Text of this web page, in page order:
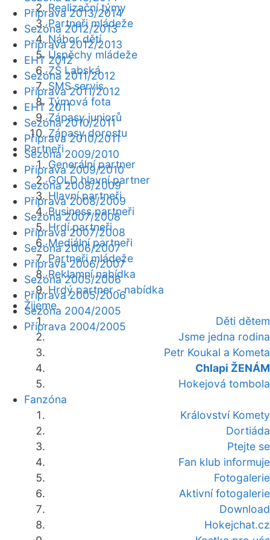
Realizační týmy
Partneři mládeže
Nábor dětí
Úspěchy mládeže
ZŠ Labská
SMS servis
Týmová fota
Zápasy juniorů
Zápasy dorostu
Partneři
Generální partner
GOLD hlavní partner
Hlavní partneři
Business partneři
Hrdí partneři
Mediální partneři
Partneři mládeže
Reklamní nabídka
Hrdý partner - nabídka
Žijeme
Děti dětem
Jsme jedna rodina
Petr Koukal a Kometa
Chlapi ŽENÁM
Hokejová tombola
Fanzóna
Království Komety
Dortiáda
Ptejte se
Fan klub informuje
Fotogalerie
Aktivní fotogalerie
Download
Hokejchat.cz
Příprava 2013/2014
Sezóna 2012/2013
Příprava 2012/2013
EHT 2012
Sezóna 2011/2012
Příprava 2011/2012
EHT 2011
Sezóna 2010/2011
Příprava 2010/2011
Sezóna 2009/2010
Příprava 2009/2010
Sezóna 2008/2009
Příprava 2008/2009
Sezóna 2007/2008
Příprava 2007/2008
Sezóna 2006/2007
Příprava 2006/2007
Sezóna 2005/2006
Příprava 2005/2006
Sezóna 2004/2005
Příprava 2004/2005